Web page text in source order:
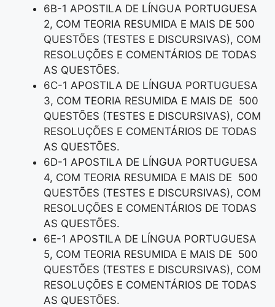
6B-1 APOSTILA DE LÍNGUA PORTUGUESA
2, COM TEORIA RESUMIDA E MAIS DE 500
QUESTÕES (TESTES E DISCURSIVAS), COM
RESOLUÇÕES E COMENTÁRIOS DE TODAS
AS QUESTÕES.
6C-1 APOSTILA DE LÍNGUA PORTUGUESA
3, COM TEORIA RESUMIDA E MAIS DE 500
QUESTÕES (TESTES E DISCURSIVAS), COM
RESOLUÇÕES E COMENTÁRIOS DE TODAS
AS QUESTÕES.
6D-1 APOSTILA DE LÍNGUA PORTUGUESA
4, COM TEORIA RESUMIDA E MAIS DE 500
QUESTÕES (TESTES E DISCURSIVAS), COM
RESOLUÇÕES E COMENTÁRIOS DE TODAS
AS QUESTÕES.
6E-1 APOSTILA DE LÍNGUA PORTUGUESA
5, COM TEORIA RESUMIDA E MAIS DE 500
QUESTÕES (TESTES E DISCURSIVAS), COM
RESOLUÇÕES E COMENTÁRIOS DE TODAS
AS QUESTÕES.